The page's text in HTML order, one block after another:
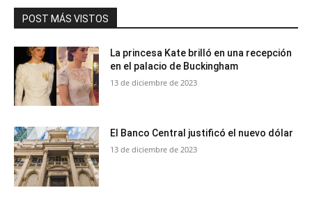
POST MÁS VISTOS
La princesa Kate brilló en una recepción
en el palacio de Buckingham
13 de diciembre de 2023
El Banco Central justificó el nuevo dólar
13 de diciembre de 2023